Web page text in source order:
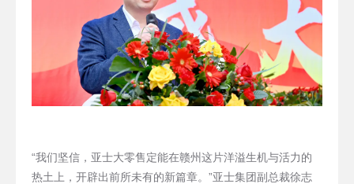
“我们坚信，亚士大零售定能在赣州这片洋溢生机与活力的
热土上，开辟出前所未有的新篇章。”亚士集团副总裁徐志